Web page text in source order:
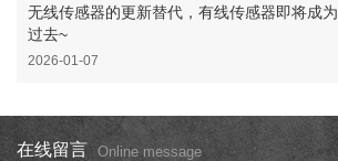
无线传感器的更新替代，有线传感器即将成为
过去~
2026-01-07
在线留言 Online message